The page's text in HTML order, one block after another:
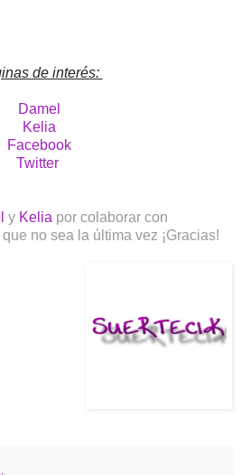
de interés:
Damel
Kelia
Facebook
Twitter
y Kelia por colaborar con
no sea la última vez ¡Gracias!